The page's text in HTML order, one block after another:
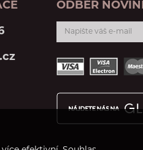
ODBĚR